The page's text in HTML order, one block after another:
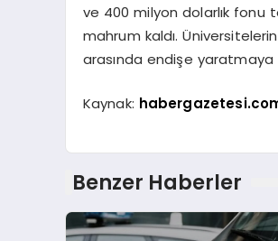
ve 400 milyon dolarlık fonu
mahrum kaldı.
arasında endişe
Kaynak:
Benzer Haberler